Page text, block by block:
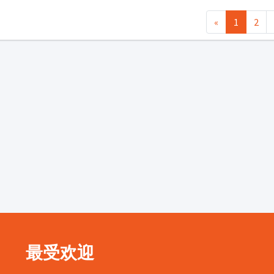
« 1 2
最受欢迎